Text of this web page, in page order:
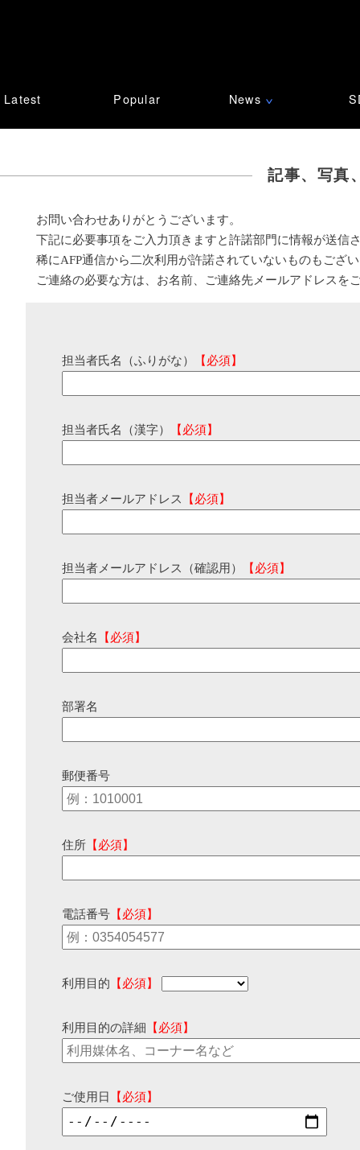
Latest Popular News ∨
記事、写真
お問い合わせありがとうございます。
下記に必要事項をご入力頂きますと許諾部門に情報が送信
稀にAFP通信から二次利用が許諾されていないものもござ
ご連絡の必要な方は、お名前、ご連絡先メールアドレスを
担当者氏名（ふりがな） 【必須】
担当者氏名（漢字） 【必須】
担当者メールアドレス 【必須】
担当者メールアドレス（確認用） 【必須】
会社名 【必須】
部署名
郵便番号
住所 【必須】
電話番号 【必須】
利用目的 【必須】
利用目的の詳細 【必須】
ご使用日 【必須】